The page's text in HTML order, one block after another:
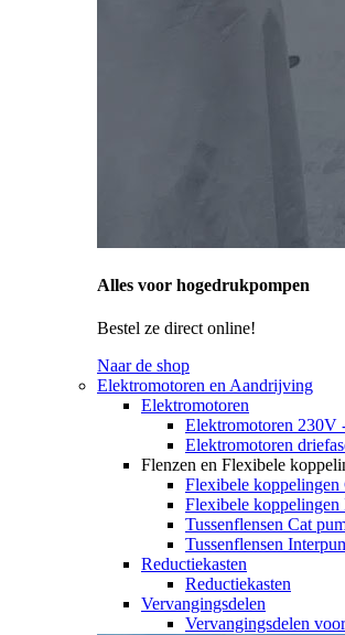
Alles voor hogedrukpompen
Bestel ze direct online!
Naar de shop
Elektromotoren en Aandrijving
Elektromotoren
Elektromotoren 230V
Elektromotoren
Flenzen en Flexibele
Flexibele koppelingen
Flexibele koppelingen
Tussenflensen Cat
Tussenflensen
Reductiekasten
Reductiekasten
Vervangingsdelen
Vervangingsdelen